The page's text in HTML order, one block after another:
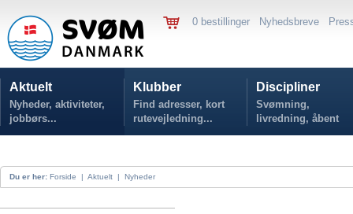
0 bestillinger Nyhedsbreve
Aktuelt
Nyheder, aktiviteter,
jobbørs...
Klubber
Find adresser, kort
rutevejledning...
Discipliner
Svømning,
livredning, åbent
vand...
Du er her: Forside | Aktuelt | Nyheder